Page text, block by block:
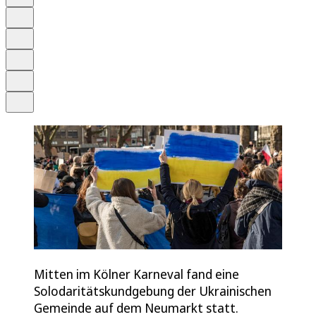
Mitten im Kölner Karneval fand eine
Solodaritätskundgebung der Ukrainischen
Gemeinde auf dem Neumarkt statt.